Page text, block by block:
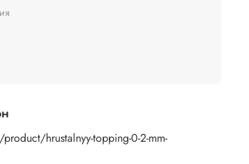
hrustalnyy-topping-0-2-mm-